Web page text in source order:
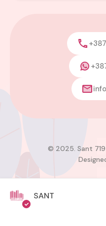
© 2025. Sant
SANT